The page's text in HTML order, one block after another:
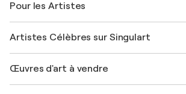
Offrir une carte cadeau
Rejoignez notre programme commercial
Mon compte
+33 1 76 44 06 42
FAQ
Magazine Singulart
Emplois
Découvrez une sélection d'art original
Pour les Artistes
Se connecter en tant qu'Artiste
Artistes Célèbres sur Singulart
Marc Chagall
Œuvres d'art à vendre